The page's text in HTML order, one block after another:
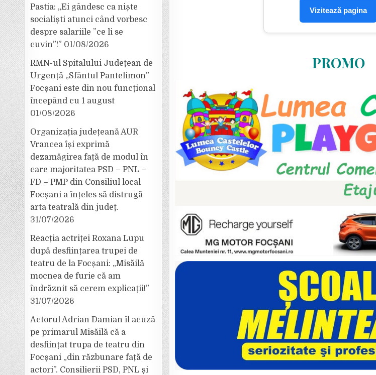
Vizitează pagina
PROMO
Pastia: „Ei gândesc ca niște
socialiști atunci când vorbesc
despre salariile ”ce li se
cuvin”!” 01/08/2026
RMN-ul Spitalului Județean de
Urgență „Sfântul Pantelimon”
Focșani este din nou funcțional
începând cu 1 august
01/08/2026
Organizația județeană AUR
Vrancea își exprimă
dezamăgirea față de modul în
care majoritatea PSD – PNL –
FD – PMP din Consiliul local
Focșani a înțeles să distrugă
arta teatrală din județ.
31/07/2026
Reacția actriței Roxana Lupu
după desființarea trupei de
teatru de la Focșani: „Misăilă
mocnea de furie că am
îndrăznit să cerem explicații!”
31/07/2026
Actorul Adrian Damian îl acuză
pe primarul Misăilă că a
desființat trupa de teatru din
Focșani „din răzbunare față de
actori”. Consilierii PSD, PNL și